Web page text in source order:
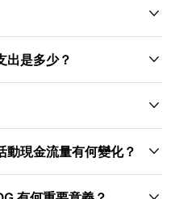

是多少？ 

現金流量有何變化？ 